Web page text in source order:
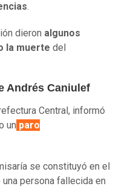
.
dieron algunos
la muerte del
Andrés Caniulef
Central, informó
un paro
se constituyó en el
persona fallecida en